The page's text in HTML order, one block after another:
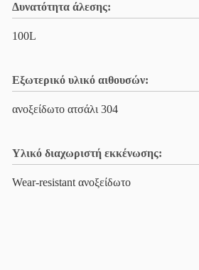
Δυνατότητα άλεσης:
100L
Εξωτερικό υλικό αιθουσών:
ανοξείδωτο ατσάλι 304
Υλικό διαχωριστή εκκένωσης:
Wear-resistant ανοξείδωτο